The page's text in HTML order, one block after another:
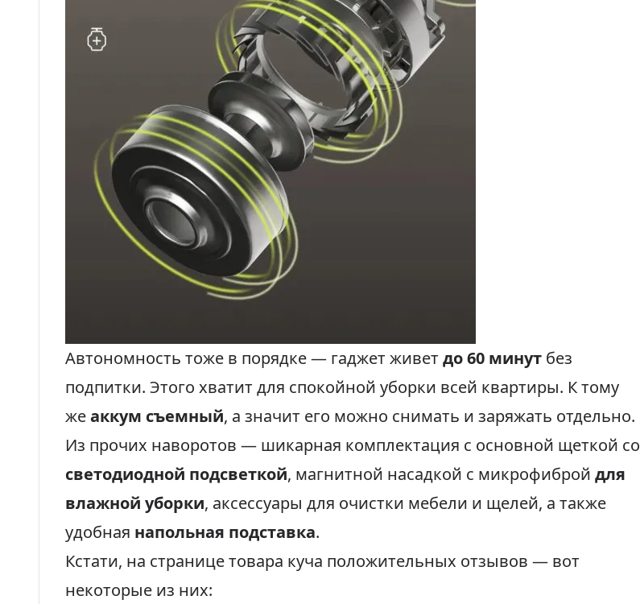
Автономность тоже в порядке — гаджет живет до 60 минут без
подпитки. Этого хватит для спокойной уборки всей квартиры. К тому
жеаккум съемный, а значит его можно снимать и заряжать отдельно.
Из прочих наворотов — шикарная комплектация с основной щеткой со
светодиодной подсветкой, магнитной насадкой с микрофиброй для
влажной уборки, аксессуары для очистки мебели и щелей, а также
удобная напольная подставка.
Кстати, на странице товара куча положительных отзывов — вот
некоторые из них: